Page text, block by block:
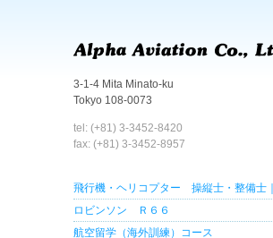
3-1-4 Mita Minato-ku
Tokyo 108-0073
tel: (+81) 3-3452-8420
fax: (+81) 3-3452-8957
飛行機・ヘリコプター 操縦士・整備士
ロビンソン Ｒ６６
航空留学（海外訓練）コース